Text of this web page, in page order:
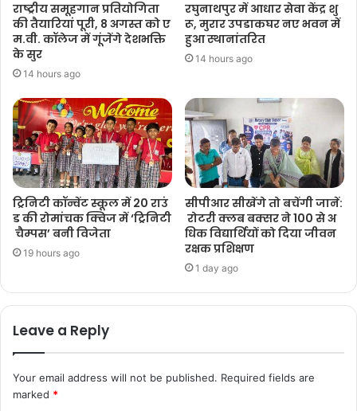
राष्ट्रीय समूहगान प्रतियोगिता
की तैयारियां पूरी, 8 अगस्त को ए
म.वी. कॉलेज में गूंजेंगे देशभक्ति
के सुर
14 hours ago
रघुनाथपुर में आधार सेवा केंद्र शु
रू, मुरार उपडाकघर नए भवन में
हुआ स्थानांतरित
14 hours ago
ट्रिनिटी कॉन्वेंट स्कूल में 20 राउं
ड की रोमांचक क्विज में ‘ट्रिनिटी
चैम्पस’ बनी विजेता
19 hours ago
सीपीआर सीखेंगे तो बचेंगी जानें:
रोटरी क्लब बक्सर ने 100 से अ
धिक विद्यार्थियों को दिया जीवन
रक्षक प्रशिक्षण
1 day ago
Leave a Reply
Your email address will not be published. Required fields are
marked *